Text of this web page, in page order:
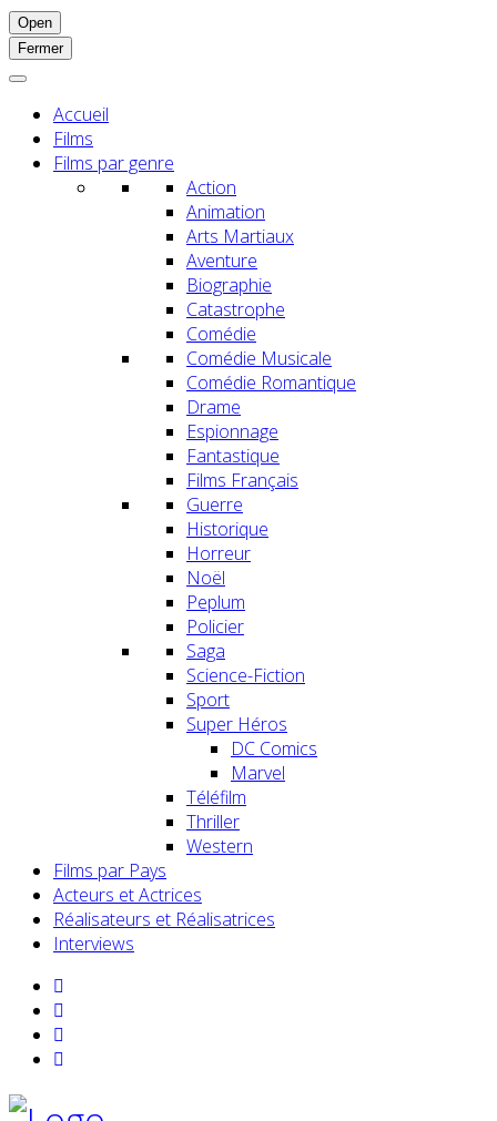
Open
Fermer
Accueil
Films
Films par genre
Action
Animation
Arts Martiaux
Aventure
Biographie
Catastrophe
Comédie
Comédie Musicale
Comédie Romantique
Drame
Espionnage
Fantastique
Films Français
Guerre
Historique
Horreur
Noël
Peplum
Policier
Saga
Science-Fiction
Sport
Super Héros
DC Comics
Marvel
Téléfilm
Thriller
Western
Films par Pays
Acteurs et Actrices
Réalisateurs et Réalisatrices
Interviews